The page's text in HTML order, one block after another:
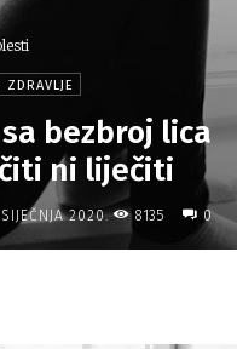
ZDRAVLJE
bezbroj lica
ni liječiti
2020. 8135 0